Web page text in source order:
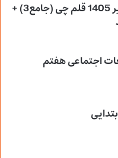
دانلود آزمون 5 تیر 1405 قلم چی (جامع3) +
اجتماعی هفتم